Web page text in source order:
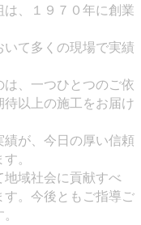
、１９７０年に創業
て多くの現場で実績
、一つひとつのご依
以上の施工をお届け
が、今日の厚い信頼
。
域社会に貢献すべ
す。今後ともご指導ご